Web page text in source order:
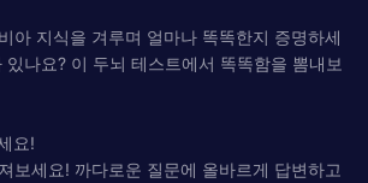
아 지식을 겨루며 얼마나 똑똑한지 증명하세
있나요? 이 두뇌 테스트에서 똑똑함을 뽐내보
요!
보세요! 까다로운 질문에 올바르게 답변하고